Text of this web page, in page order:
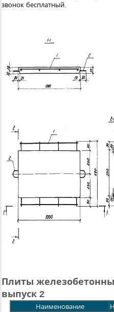
звонок бесплатный.
Плиты
выпуск 2
Наименование